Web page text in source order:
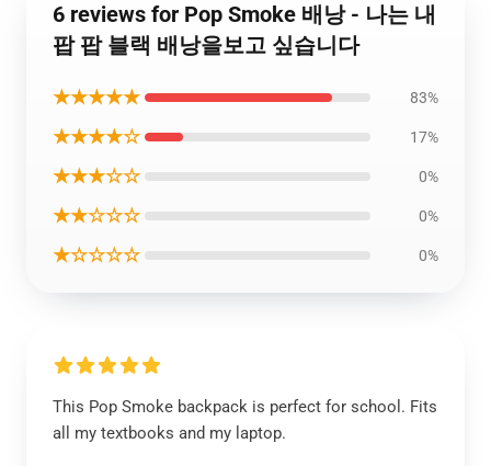
6 reviews for Pop Smoke 배낭 - 나는 내
팝 팝 블랙 배낭을보고 싶습니다
★★★★★ 83%
★★★★☆ 17%
★★★☆☆ 0%
★★☆☆☆ 0%
★☆☆☆☆ 0%
This Pop Smoke backpack is perfect for school. Fits
all my textbooks and my laptop.